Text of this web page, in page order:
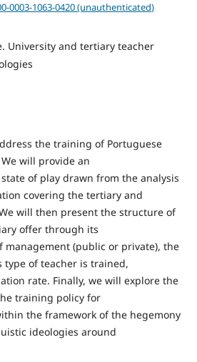
0003-1063-0420 (unauthenticated)
University and tertiary teacher
the training of Portuguese
will provide an
of play drawn from the analysis
covering the tertiary and
will then present the structure of
offer through its
management (public or private), the
of teacher is trained,
rate. Finally, we will explore the
training policy for
the framework of the hegemony
ideologies around